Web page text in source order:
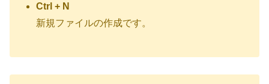
Ctrl + N
新規ファイルの作成です。